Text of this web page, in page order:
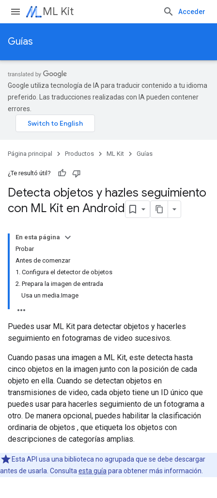
ML Kit Acceder
Guías
Google utiliza tecnología de IA para traducir contenido a tu idioma
preferido. Las traducciones realizadas con IA pueden contener
errores.
Página principal Productos ML Kit Guías
¿Te resultó útil?
Detecta objetos y hazles seguimiento
con ML Kit en Android
En esta página
Probar
Antes de comenzar
1. Configura el detector de objetos
2. Prepara la imagen de entrada
Usa un media.Image
Puedes usar ML Kit para detectar objetos y hacerles
seguimiento en fotogramas de video sucesivos.
Cuando pasas una imagen a ML Kit, este detecta hasta
cinco objetos en la imagen junto con la posición de cada
objeto en ella. Cuando se detectan objetos en
transmisiones de video, cada objeto tiene un ID único que
puedes usar para hacerles seguimiento de un fotograma a
otro. De manera opcional, puedes habilitar la clasificación
ordinaria de objetos , que etiqueta los objetos con
descripciones de categorías amplias.
Esta API usa una biblioteca no agrupada que se debe descargar
antes de usarla. Consulta esta guía para obtener más información.